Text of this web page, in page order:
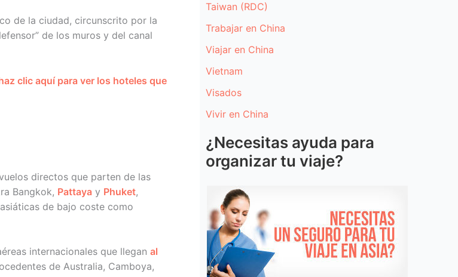
de la ciudad, circunscrito por la
de los muros y del canal
clic aquí para ver los hoteles que
directos que parten de las
Bangkok, Pattaya y Phuket,
de bajo coste como
internacionales que llegan al
de Australia, Camboya,
Taiwan (RDC)
Trabajar en China
Viajar en China
Vietnam
Visados
Vivir en China
¿Necesitas ayuda para
organizar tu viaje?